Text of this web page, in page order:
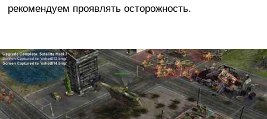
рекомендуем проявлять осторожность.